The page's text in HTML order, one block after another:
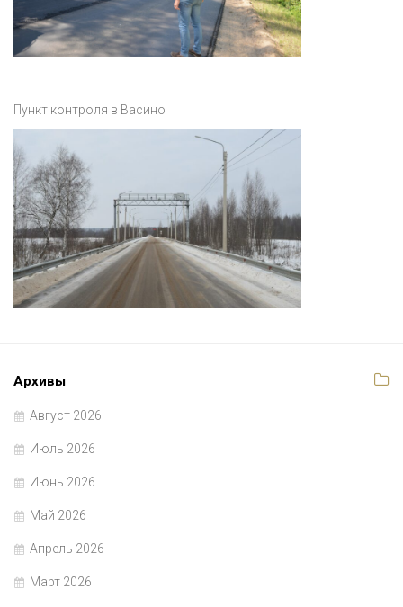
Пункт контроля в Васино
Архивы
Август 2026
Июль 2026
Июнь 2026
Май 2026
Апрель 2026
Март 2026